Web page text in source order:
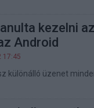
kezelni
Android
17:45
különálló üzenet